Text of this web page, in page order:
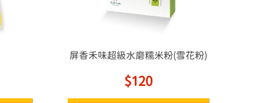
屏香禾味超級水磨糯米粉(雪花粉)
$120